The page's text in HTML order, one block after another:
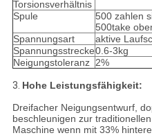
Torsionsverhältnis
Spule
500 zahlen
500take
Spannungsart
aktive
Spannungsstrecke0.6-3kg
Neigungstoleranz 2%
3. Hohe Leistungsfähigkeit:
Dreifacher Neigungsentwurf,
beschleunigen zur
Maschine wenn mit 33%